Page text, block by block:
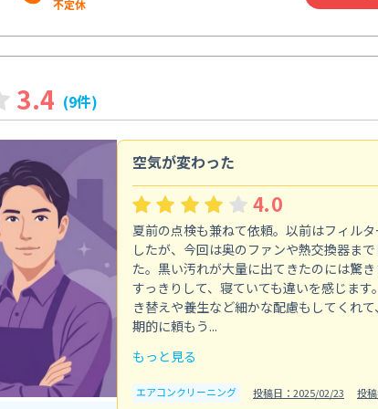
不定休
3.4 (9件)
空気が変わった
4.0
夏前の点検も兼ねて依頼。以前はフィル
したが、今回は奥のファンや熱交換器ま
た。黒い汚れが大量に出てきたのには驚
すっきりして、寝ていても違いを感じま
き替えや養生など細かな配慮もしてくれ
期的に頼もう...
もっと見る
エアコンクリーニング 投稿日：2025/02/23 投